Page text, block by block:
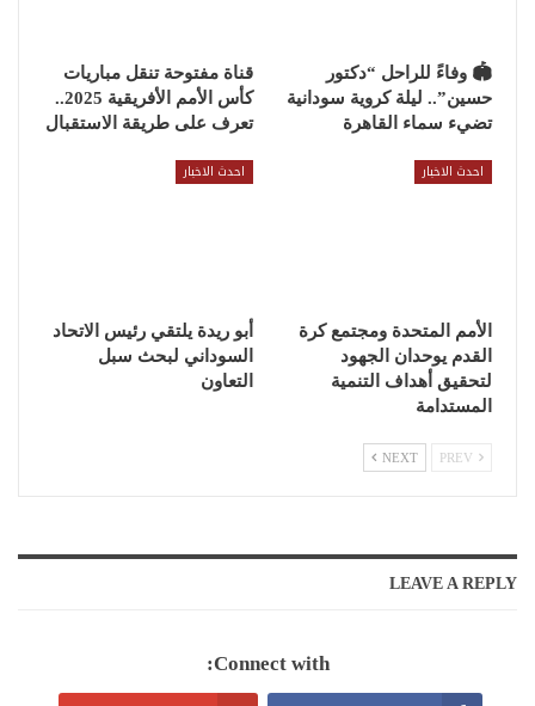
🏟 وفاءً للراحل “دكتور
حسين”.. ليلة كروية سودانية
تضيء سماء القاهرة
قناة مفتوحة تنقل مباريات
كأس الأمم الأفريقية 2025..
تعرف على طريقة الاستقبال
احدث الاخبار
الأمم المتحدة ومجتمع كرة
القدم يوحدان الجهود
لتحقيق أهداف التنمية
المستدامة
احدث الاخبار
أبو ريدة يلتقي رئيس الاتحاد
السوداني لبحث سبل
التعاون
NEXT
LEAVE A REPLY
Connect with: